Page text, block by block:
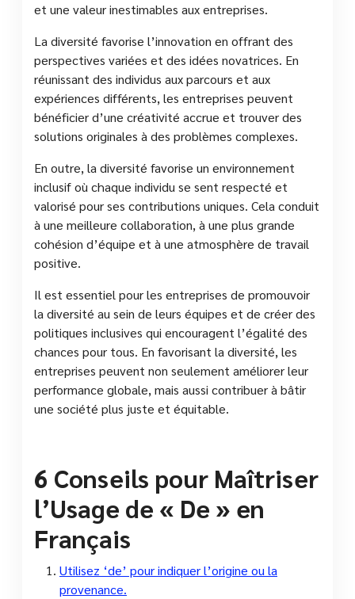
et une valeur inestimables aux entreprises.
La diversité favorise l’innovation en offrant des
perspectives variées et des idées novatrices. En
réunissant des individus aux parcours et aux
expériences différents, les entreprises peuvent
bénéficier d’une créativité accrue et trouver des
solutions originales à des problèmes complexes.
En outre, la diversité favorise un environnement
inclusif où chaque individu se sent respecté et
valorisé pour ses contributions uniques. Cela conduit
à une meilleure collaboration, à une plus grande
cohésion d’équipe et à une atmosphère de travail
positive.
Il est essentiel pour les entreprises de promouvoir
la diversité au sein de leurs équipes et de créer des
politiques inclusives qui encouragent l’égalité des
chances pour tous. En favorisant la diversité, les
entreprises peuvent non seulement améliorer leur
performance globale, mais aussi contribuer à bâtir
une société plus juste et équitable.
6 Conseils pour Maîtriser
l’Usage de « De » en
Français
Utilisez ‘de’ pour indiquer l’origine ou la
provenance.